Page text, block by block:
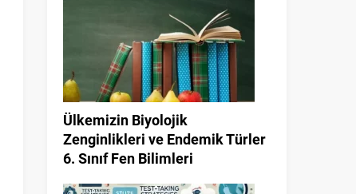
Ülkemizin Biyolojik
Zenginlikleri ve Endemik Türler
6. Sınıf Fen Bilimleri